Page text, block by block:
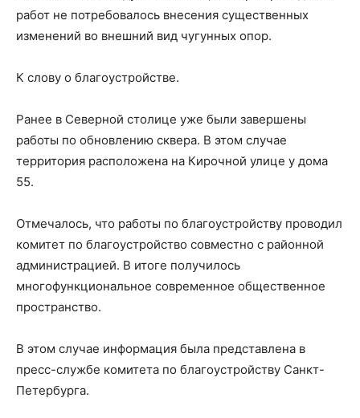
работ не потребовалось внесения существенных
изменений во внешний вид чугунных опор.
К слову о благоустройстве.
Ранее в Северной столице уже были завершены
работы по обновлению сквера. В этом случае
территория расположена на Кирочной улице у дома
55.
Отмечалось, что работы по благоустройству проводил
комитет по благоустройство совместно с районной
администрацией. В итоге получилось
многофункциональное современное общественное
пространство.
В этом случае информация была представлена в
пресс-службе комитета по благоустройству Санкт-
Петербурга.